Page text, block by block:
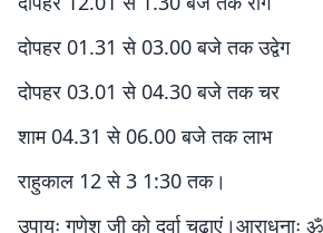
दोपहर 01.31 से 03.00 बजे तक उद्वेग
दोपहर 03.01 से 04.30 बजे तक चर
शाम 04.31 से 06.00 बजे तक लाभ
राहुकाल 12 से 3 1:30 तक।
उपायः गणेश जी को दूर्वा चढ़ाएं।आराधनाः